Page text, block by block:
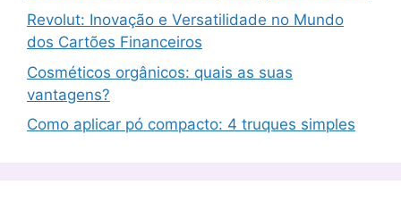
Revolut: Inovação e Versatilidade no Mundo
dos Cartões Financeiros
Cosméticos orgânicos: quais as suas
vantagens?
Como aplicar pó compacto: 4 truques simples